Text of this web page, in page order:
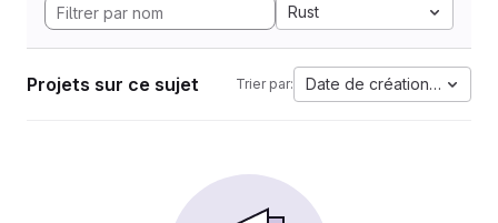
Rust
Projets sur ce sujet Trier par: Date de création la plus